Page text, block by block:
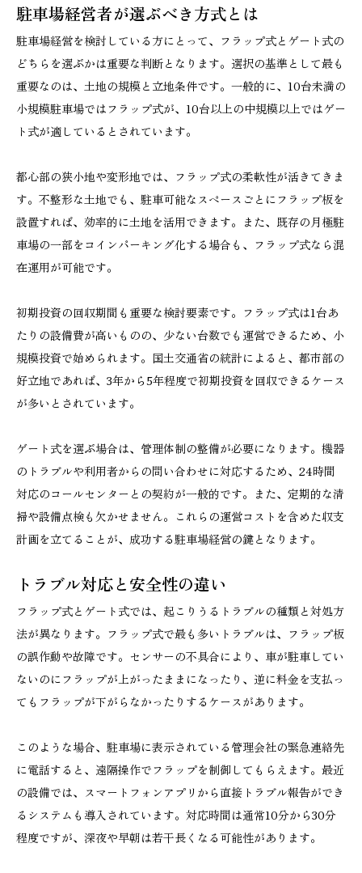
駐車場経営者が選ぶべき方式とは
駐車場経営を検討している方にとって、フラップ式とゲート式の
どちらを選ぶかは重要な判断となります。選択の基準として最も
重要なのは、土地の規模と立地条件です。一般的に、10台未満の
小規模駐車場ではフラップ式が、10台以上の中規模以上ではゲー
ト式が適しているとされています。
都心部の狭小地や変形地では、フラップ式の柔軟性が活きてきま
す。不整形な土地でも、駐車可能なスペースごとにフラップ板を
設置すれば、効率的に土地を活用できます。また、既存の月極駐
車場の一部をコインパーキング化する場合も、フラップ式なら混
在運用が可能です。
初期投資の回収期間も重要な検討要素です。フラップ式は1台あ
たりの設備費が高いものの、少ない台数でも運営できるため、小
規模投資で始められます。国土交通省の統計によると、都市部の
好立地であれば、3年から5年程度で初期投資を回収できるケース
が多いとされています。
ゲート式を選ぶ場合は、管理体制の整備が必要になります。機器
のトラブルや利用者からの問い合わせに対応するため、24時間
対応のコールセンターとの契約が一般的です。また、定期的な清
掃や設備点検も欠かせません。これらの運営コストを含めた収支
計画を立てることが、成功する駐車場経営の鍵となります。
トラブル対応と安全性の違い
フラップ式とゲート式では、起こりうるトラブルの種類と対処方
法が異なります。フラップ式で最も多いトラブルは、フラップ板
の誤作動や故障です。センサーの不具合により、車が駐車してい
ないのにフラップが上がったままになったり、逆に料金を支払っ
てもフラップが下がらなかったりするケースがあります。
このような場合、駐車場に表示されている管理会社の緊急連絡先
に電話すると、遠隔操作でフラップを制御してもらえます。最近
の設備では、スマートフォンアプリから直接トラブル報告ができ
るシステムも導入されています。対応時間は通常10分から30分
程度ですが、深夜や早朝は若干長くなる可能性があります。